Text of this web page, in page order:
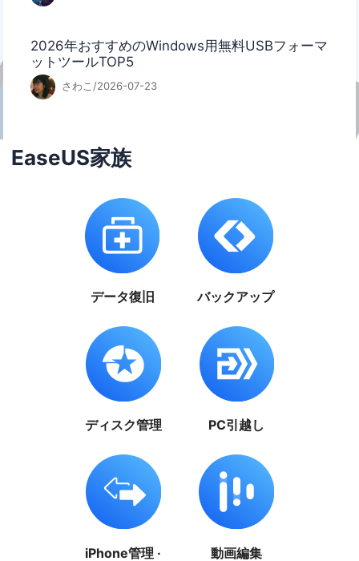
2026年おすすめのWindows用無料USBフォーマ
ットツールTOP5
さわこ/2026-07-23
EaseUS家族
データ復旧 バックアップ
ディスク管理 PC引越し
iPhone管理 ·
動画編集